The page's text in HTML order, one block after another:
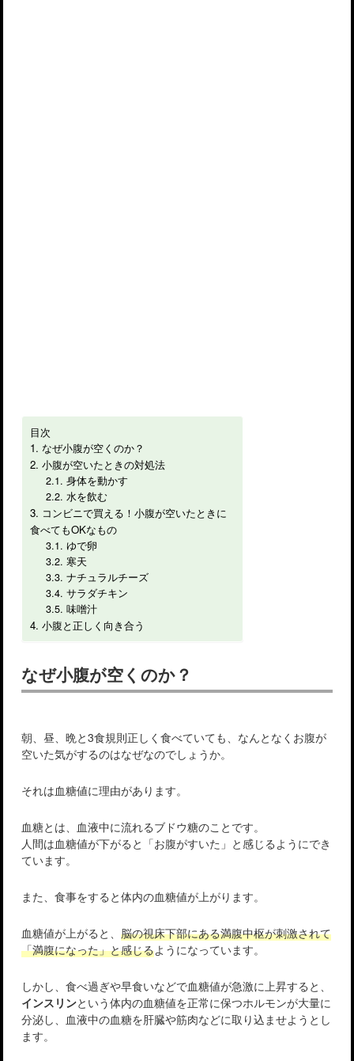
目次
なぜ小腹が空くのか？
小腹が空いたときの対処法
身体を動かす
水を飲む
コンビニで買える！小腹が空いたときに
食べてもOKなもの
ゆで卵
寒天
ナチュラルチーズ
サラダチキン
味噌汁
小腹と正しく向き合う
なぜ小腹が空くのか？
朝、昼、晩と3食規則正しく食べていても、なんとなくお腹が
空いた気がするのはなぜなのでしょうか。
それは血糖値に理由があります。
血糖とは、血液中に流れるブドウ糖のことです。
人間は血糖値が下がると「お腹がすいた」と感じるようにでき
ています。
また、食事をすると体内の血糖値が上がります。
血糖値が上がると、脳の視床下部にある満腹中枢が刺激されて
「満腹になった」と感じるようになっています。
しかし、食べ過ぎや早食いなどで血糖値が急激に上昇すると、
インスリンという体内の血糖値を正常に保つホルモンが大量に
分泌し、血液中の血糖を肝臓や筋肉などに取り込ませようとし
ます。